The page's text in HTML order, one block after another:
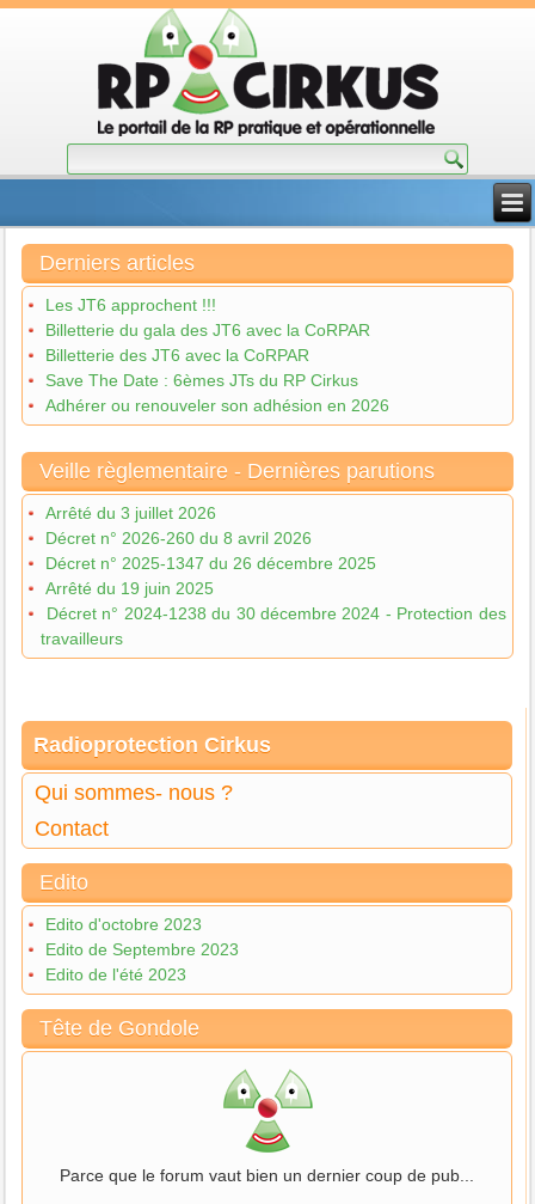
Derniers articles
Les JT6 approchent !!!
Billetterie du gala des JT6 avec la CoRPAR
Billetterie des JT6 avec la CoRPAR
Save The Date : 6èmes JTs du RP Cirkus
Adhérer ou renouveler son adhésion en 2026
Veille règlementaire - Dernières parutions
Arrêté du 3 juillet 2026
Décret n° 2026-260 du 8 avril 2026
Décret n° 2025-1347 du 26 décembre 2025
Arrêté du 19 juin 2025
Décret n° 2024-1238 du 30 décembre 2024 - Protection des
travailleurs
Radioprotection Cirkus
Qui sommes- nous ?
Contact
Edito
Edito d'octobre 2023
Edito de Septembre 2023
Edito de l'été 2023
Tête de Gondole
Parce que le forum vaut bien un dernier coup de pub...